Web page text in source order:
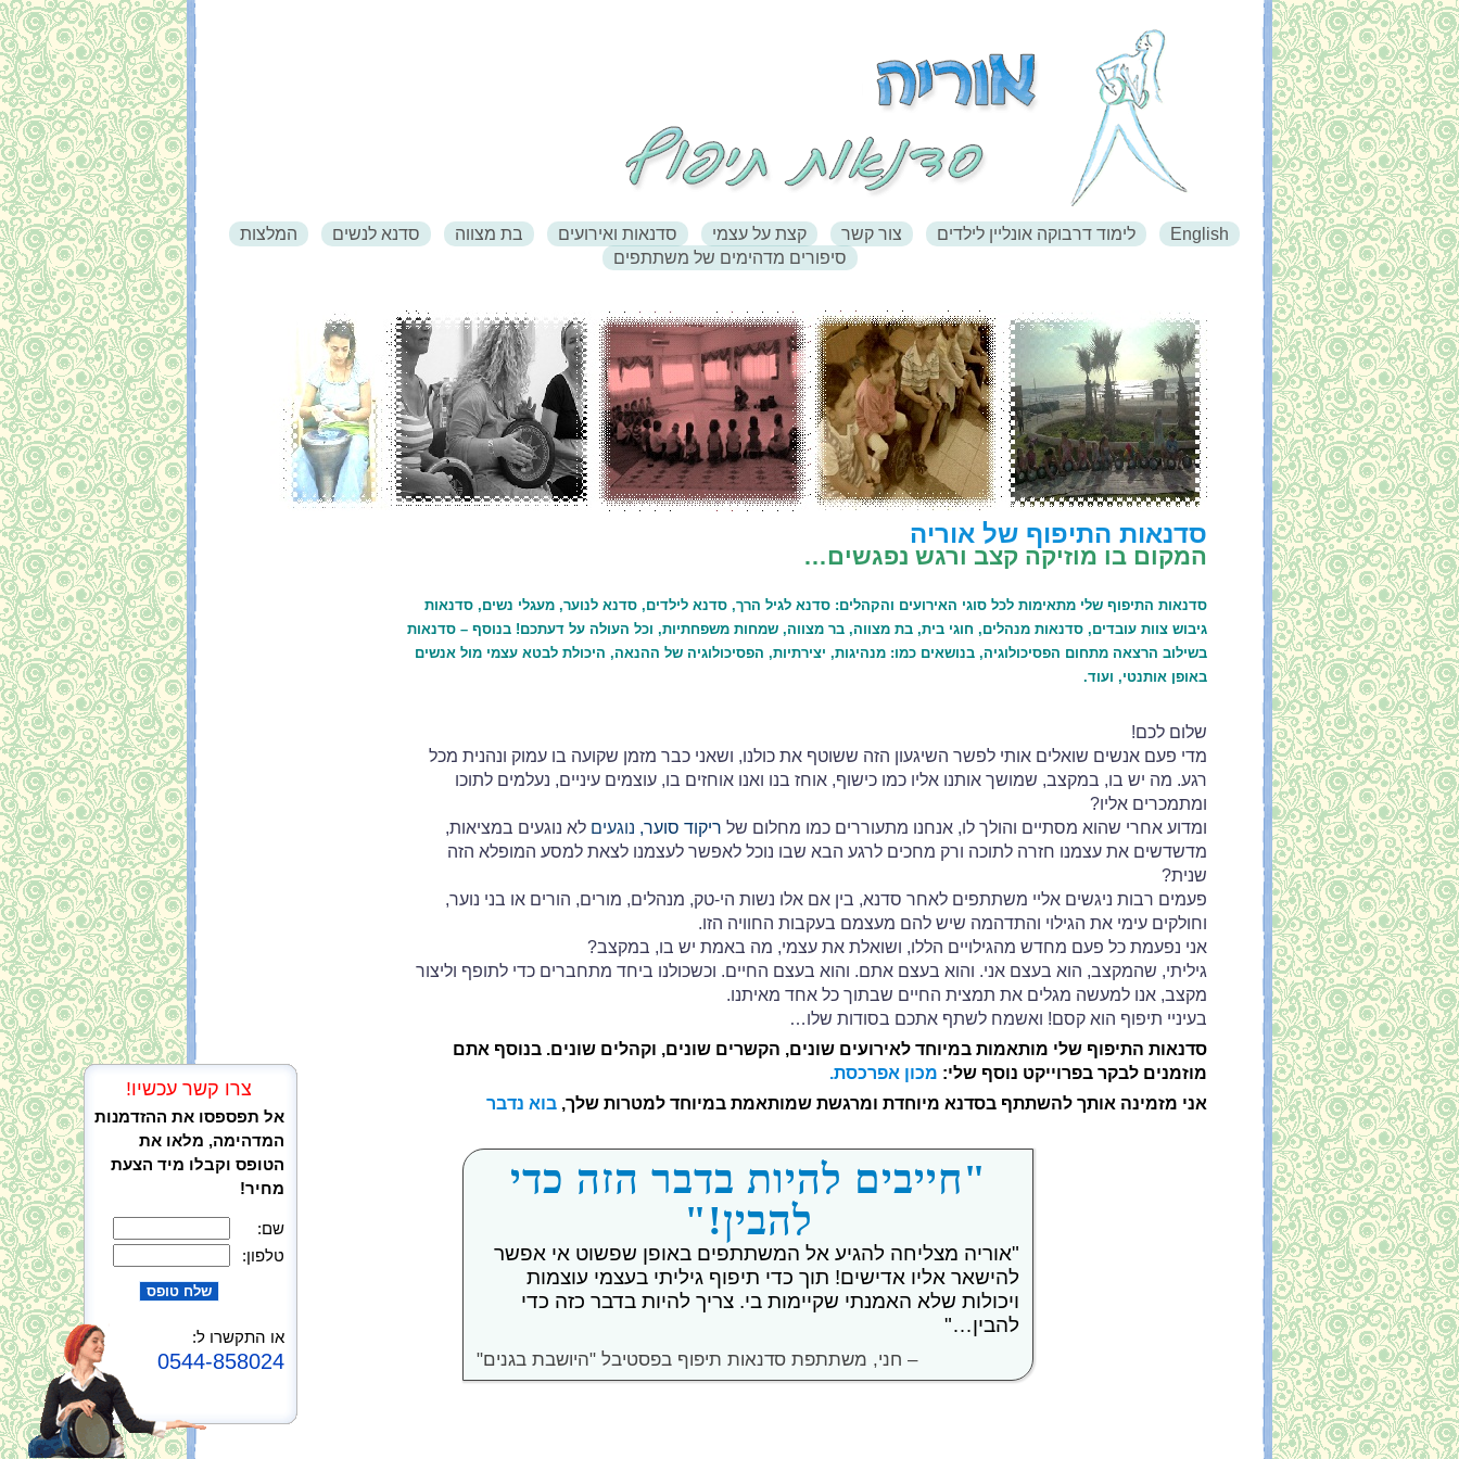
סדנאות תיפוף
English לימוד דרבוקה אונליין לילדים צור קשר קצת על עצמי סדנאות ואירועים בת מצווה סדנא לנשים
המלצות
סיפורים מדהימים של משתתפים
סדנאות התיפוף של אוריה
המקום בו מוזיקה קצב ורגש נפגשים…
סדנאות התיפוף שלי מתאימות לכל סוגי האירועים והקהלים: סדנא לגיל הרך, סדנא לילדים, סדנא לנוער, מעגלי נשים, סדנאות
גיבוש צוות עובדים, סדנאות מנהלים, חוגי בית, בת מצווה, בר מצווה, שמחות משפחתיות, וכל העולה על דעתכם! בנוסף – סדנאות
בשילוב הרצאה מתחום הפסיכולוגיה, בנושאים כמו: מנהיגות, יצירתיות, הפסיכולוגיה של ההנאה, היכולת לבטא עצמי מול אנשים
באופן אותנטי, ועוד.
שלום לכם!
מדי פעם אנשים שואלים אותי לפשר השיגעון הזה ששוטף את כולנו, ושאני כבר מזמן שקועה בו עמוק ונהנית מכל
רגע. מה יש בו, במקצב, שמושך אותנו אליו כמו כישוף, אוחז בנו ואנו אוחזים בו, עוצמים עיניים, נעלמים לתוכו
ומתמכרים אליו?
ומדוע אחרי שהוא מסתיים והולך לו, אנחנו מתעוררים כמו מחלום של ריקוד סוער, נוגעים לא נוגעים במציאות,
מדשדשים את עצמנו חזרה לתוכה ורק מחכים לרגע הבא שבו נוכל לאפשר לעצמנו לצאת למסע המופלא הזה
שנית?
פעמים רבות ניגשים אליי משתתפים לאחר סדנא, בין אם אלו נשות הי-טק, מנהלים, מורים, הורים או בני נוער,
וחולקים עימי את הגילוי והתדהמה שיש להם מעצמם בעקבות החוויה הזו.
אני נפעמת כל פעם מחדש מהגילויים הללו, ושואלת את עצמי, מה באמת יש בו, במקצב?
גיליתי, שהמקצב, הוא בעצם אני. והוא בעצם אתם. והוא בעצם החיים. וכשכולנו ביחד מתחברים כדי לתופף וליצור
מקצב, אנו למעשה מגלים את תמצית החיים שבתוך כל אחד מאיתנו.
בעיניי תיפוף הוא קסם! ואשמח לשתף אתכם בסודות שלו…
סדנאות התיפוף שלי מותאמות במיוחד לאירועים שונים, הקשרים שונים, וקהלים שונים. בנוסף אתם
מוזמנים לבקר בפרוייקט נוסף שלי: מכון אפרכסת.
אני מזמינה אותך להשתתף בסדנא מיוחדת ומרגשת שמותאמת במיוחד למטרות שלך, בוא נדבר
"חייבים להיות בדבר הזה כדי
להבין!"
"אוריה מצליחה להגיע אל המשתתפים באופן שפשוט אי אפשר
להישאר אליו אדישים! תוך כדי תיפוף גיליתי בעצמי עוצמות
ויכולות שלא האמנתי שקיימות בי. צריך להיות בדבר כזה כדי
להבין…"
– חני, משתתפת סדנאות תיפוף בפסטיבל "היושבת בגנים"
צרו קשר עכשיו!
אל תפספסו את ההזדמנות
המדהימה, מלאו את
הטופס וקבלו מיד הצעת
מחיר!
שם:
טלפון:
או התקשרו ל:
0544-858024